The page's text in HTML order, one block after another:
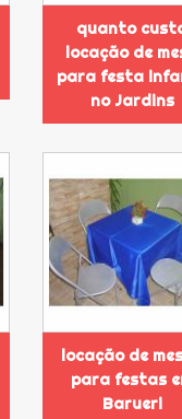
quanto
locação de
para festa
no Jardins
locação de
para festas
Barueri